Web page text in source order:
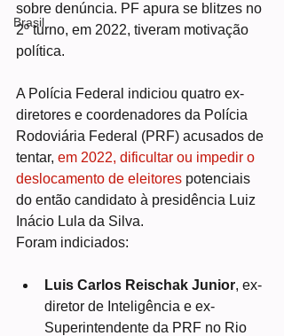
Brasil
sobre denúncia. PF apura se blitzes no
2º turno, em 2022, tiveram motivação
política.
A Polícia Federal indiciou quatro ex-
diretores e coordenadores da Polícia
Rodoviária Federal (PRF) acusados de
tentar, em 2022, dificultar ou impedir o
deslocamento de eleitores potenciais
do então candidato à presidência Luiz
Inácio Lula da Silva.
Foram indiciados:
Luis Carlos Reischak Junior, ex-
diretor de Inteligência e ex-
Superintendente da PRF no Rio